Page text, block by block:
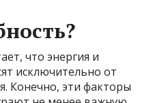
что энергия и
исключительно от
Конечно, эти факторы